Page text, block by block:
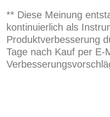
** Diese Meinung
kontinuierlich als
Produktverbesserung
Tage nach Kauf per E-